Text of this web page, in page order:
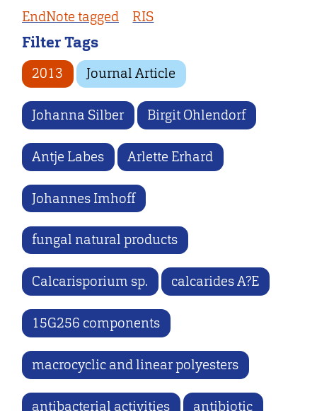
EndNote tagged
RIS
Filter Tags
2013 Journal Article
Johanna Silber Birgit Ohlendorf
Antje Labes Arlette Erhard
Johannes Imhoff
fungal natural products
Calcarisporium sp. calcarides A?E
15G256 components
macrocyclic and linear polyesters
antibacterial activities antibiotic